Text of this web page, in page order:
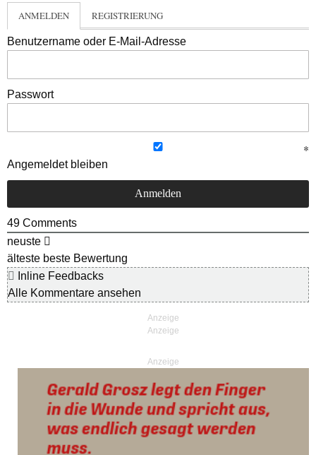
ANMELDEN REGISTRIERUNG
Benutzername oder E-Mail-Adresse
Passwort
Angemeldet bleiben
49 Comments
neuste
älteste beste Bewertung
Inline Feedbacks
Alle Kommentare ansehen
Anzeige